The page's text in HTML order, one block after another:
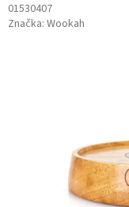
01530407
Značka: Wookah